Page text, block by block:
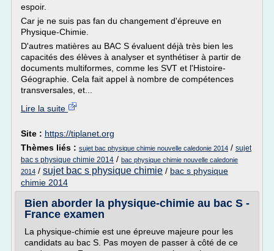
espoir.
Car je ne suis pas fan du changement d'épreuve en
Physique-Chimie.
D'autres matières au BAC S évaluent déjà très bien les
capacités des élèves à analyser et synthétiser à partir de
documents multiformes, comme les SVT et l'Histoire-
Géographie. Cela fait appel à nombre de compétences
transversales, et...
Lire la suite
Site : https://tiplanet.org
Thèmes liés : sujet bac physique chimie nouvelle caledonie 2014 / sujet
bac s physique chimie 2014 / bac physique chimie nouvelle caledonie
2014 / sujet bac s physique chimie / bac s physique
chimie 2014
Bien aborder la physique-chimie au bac S -
France examen
La physique-chimie est une épreuve majeure pour les
candidats au bac S. Pas moyen de passer à côté de ce